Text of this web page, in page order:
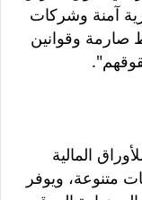
آمنة وشركات
صارمة وقوانين
المالية
ويوفر